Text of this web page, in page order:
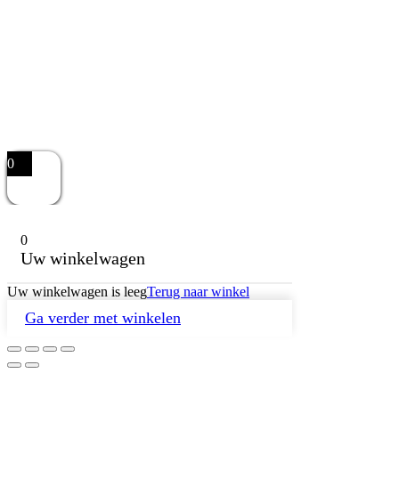
0
0
Uw winkelwagen
Uw winkelwagen is leegTerug naar winkel
Ga verder met winkelen